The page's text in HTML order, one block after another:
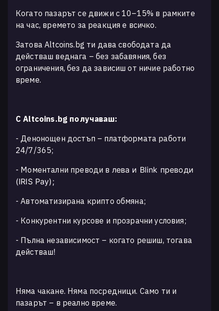
Когато пазарът се движи с 10–15% в рамките
на час, времето за реакция е всичко.
Затова Altcoins.bg ти дава свободата да
действаш веднага – без забавяния, без
ограничения, без да зависиш от ничие работно
време.
С Altcoins.bg получаваш:
- Денонощен достъп – платформата работи
24/7/365;
- Моментални преводи в лева и Blink преводи
(IRIS Pay);
- Автоматизирана крипто обмяна;
- Конкурентни курсове и прозрачни условия;
- Пълна независимост – когато решиш, тогава
действаш!
Няма чакане. Няма посредници. Само ти и
пазарът – в реално време.